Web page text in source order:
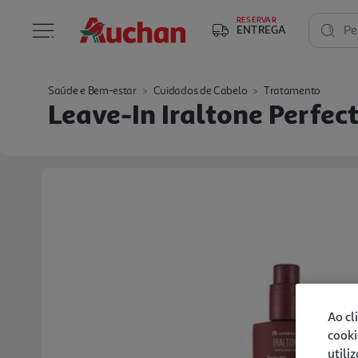
RESERVAR
ENTREGA
Saúde e Bem-estar Cuidados de Cabelo Tratamento
Leave-In Iraltone
Ao